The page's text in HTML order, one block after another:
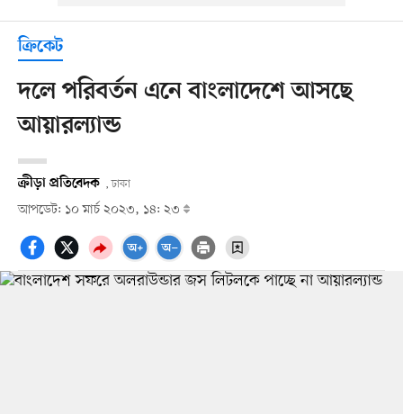
ক্রিকেট
দলে পরিবর্তন এনে বাংলাদেশে আসছে
আয়ারল্যান্ড
ক্রীড়া প্রতিবেদক , ঢাকা
আপডেট: ১০ মার্চ ২০২৩, ১৪: ২৩